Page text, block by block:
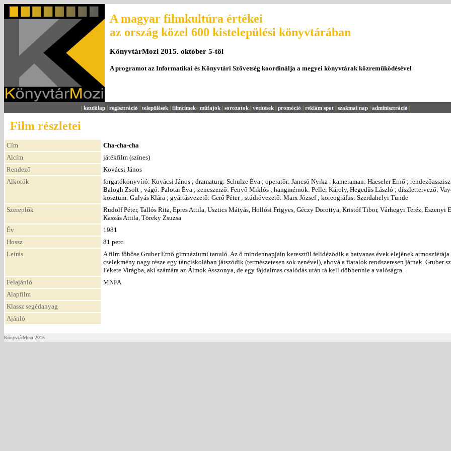
A magyar filmkultúra értékei
az ország közel 600 kistelepülési könyvtárában
KönyvtárMozi 2015. október 5-től
A programot az Informatikai és Könyvtári Szövetség koordinálja a megyei könyvtárak közreműködésével
| kezdőlap | regisztráció | települések | filmcímek | műfajok | sorozatok | vetítések | promóció | reklám spot | szakmai nap | adminisztráció |
Film részletei
Cím
Cha-cha-cha
Alcím
játékfilm (színes)
Rendező
Kovácsi János
Alkotók
forgatókönyvíró: Kovácsi János ; dramaturg: Schulze Éva ; operatőr: Jancsó Nyika ; kameraman: Häeseler Ernő ;
Balogh Zsolt ; vágó: Palotai Éva ; zeneszerző: Fenyő Miklós ; hangmérnök: Peller Károly, Hegedűs László ; díszlettervező:
kosztüm: Gulyás Klára ; gyártásvezető: Gerő Péter ; stúdióvezető: Marx József ; koreográfus: Szerdahelyi Tünde
Szereplők
Rudolf Péter, Tallós Rita, Epres Attila, Usztics Mátyás, Hollósi Frigyes, Géczy Dorottya, Kristóf Tibor, Várhegyi Teréz, Eszenyi
Kaszás Attila, Töreky Zsuzsa
Év
1981
Hossz
81 perc
Leírás
A film főhőse Gruber Ernő gimnáziumi tanuló. Az ő mindennapjain keresztül felidéződik a hatvanas évek elejének
cselekmény nagy része egy tánciskolában játszódik (természetesen sok zenével), ahová a fiatalok rendszeresen járnak. Gruber
Fekete Virágba, aki számára az Álmok Asszonya, de egy fájdalmas csalódás után rá kell döbbennie a valóságra.
Felajánló
MNFA
Alapfilm
Klassz segédanyag
Ajánló
KönyvtárMozi 2015